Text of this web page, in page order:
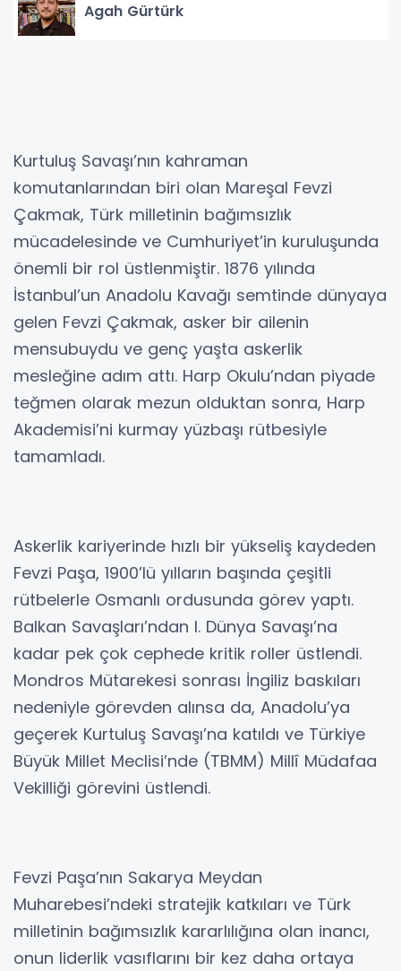
Agah Gürtürk
Kurtuluş Savaşı’nın kahraman
komutanlarından biri olan Mareşal Fevzi
Çakmak, Türk milletinin bağımsızlık
mücadelesinde ve Cumhuriyet’in kuruluşunda
önemli bir rol üstlenmiştir. 1876 yılında
İstanbul’un Anadolu Kavağı semtinde dünyaya
gelen Fevzi Çakmak, asker bir ailenin
mensubuydu ve genç yaşta askerlik
mesleğine adım attı. Harp Okulu’ndan piyade
teğmen olarak mezun olduktan sonra, Harp
Akademisi’ni kurmay yüzbaşı rütbesiyle
tamamladı.
Askerlik kariyerinde hızlı bir yükseliş kaydeden
Fevzi Paşa, 1900’lü yılların başında çeşitli
rütbelerle Osmanlı ordusunda görev yaptı.
Balkan Savaşları’ndan I. Dünya Savaşı’na
kadar pek çok cephede kritik roller üstlendi.
Mondros Mütarekesi sonrası İngiliz baskıları
nedeniyle görevden alınsa da, Anadolu’ya
geçerek Kurtuluş Savaşı’na katıldı ve Türkiye
Büyük Millet Meclisi’nde (TBMM) Millî Müdafaa
Vekilliği görevini üstlendi.
Fevzi Paşa’nın Sakarya Meydan
Muharebesi’ndeki stratejik katkıları ve Türk
milletinin bağımsızlık kararlılığına olan inancı,
onun liderlik vasıflarını bir kez daha ortaya